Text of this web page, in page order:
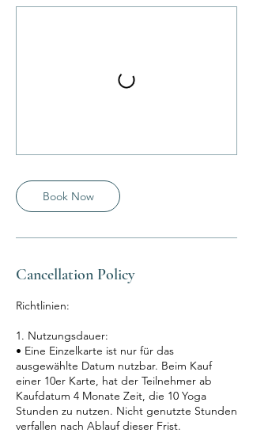
Book Now
Cancellation Policy
Richtlinien:
1. Nutzungsdauer:
• Eine Einzelkarte ist nur für das
ausgewählte Datum nutzbar. Beim Kauf
einer 10er Karte, hat der Teilnehmer ab
Kaufdatum 4 Monate Zeit, die 10 Yoga
Stunden zu nutzen. Nicht genutzte Stunden
verfallen nach Ablauf dieser Frist.